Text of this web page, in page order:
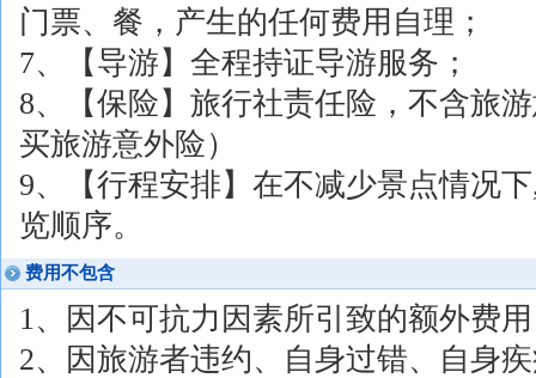
门票、餐，产生的任何费用自理；
7、【导游】全程持证导游服务；
8、【保险】旅行社责任险，不含旅
买旅游意外险）
9、【行程安排】在不减少景点情况
览顺序。
费用不包含
1、因不可抗力因素所引致的额外费
2、因旅游者违约、自身过错、自身